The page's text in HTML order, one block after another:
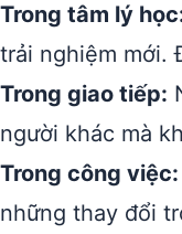
Trong tâm lý
trải nghiệm mới.
Trong giao tiếp:
người khác mà
Trong công việc:
những thay đổi